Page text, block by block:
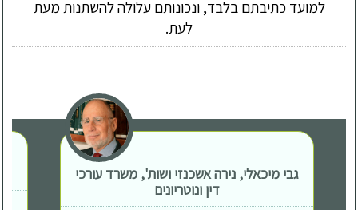
למועד כתיבתם בלבד, ונכונותם עלולה להשתנות מעת
לעת.
גבי מיכאלי, נירה אשכנזי ושות', משרד עורכי
דין ונוטריונים